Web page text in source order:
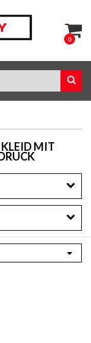
0
MIT